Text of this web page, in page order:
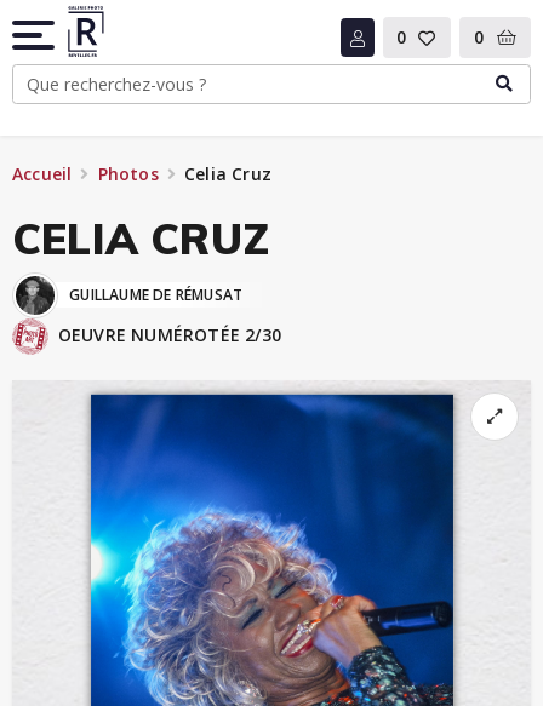
0 0
Accueil Photos Celia Cruz
CELIA CRUZ
GUILLAUME DE RÉMUSAT
OEUVRE NUMÉROTÉE 2/30